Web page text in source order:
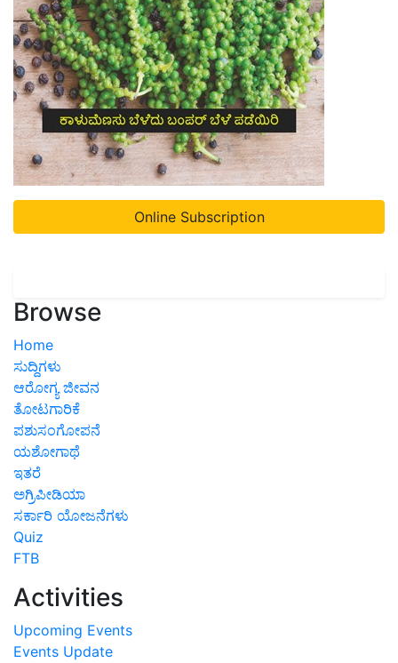
Online Subscription
Browse
Home
ಸುದ್ದಿಗಳು
ಆರೋಗ್ಯ ಜೀವನ
ತೋಟಗಾರಿಕೆ
ಪಶುಸಂಗೋಪನೆ
ಯಶೋಗಾಥೆ
ಇತರೆ
ಅಗ್ರಿಪೀಡಿಯಾ
ಸರ್ಕಾರಿ ಯೋಜನೆಗಳು
Quiz
FTB
Activities
Upcoming Events
Events Update